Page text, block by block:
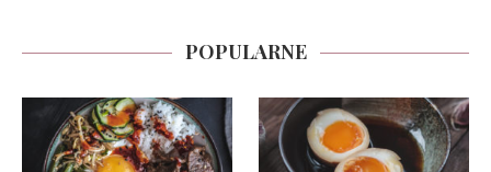
POPULARNE